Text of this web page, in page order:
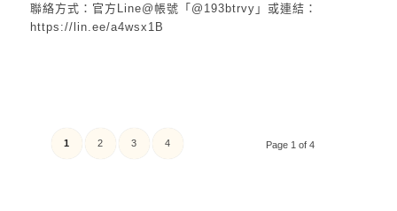
聯絡方式：官方Line@帳號「@193btrvy」或連結：
https://lin.ee/a4wsx1B
Page 1 of 4
1 2 3 4